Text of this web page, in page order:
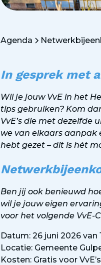
Agenda
In gesprek met
Wil je jouw VvE in het
tips gebruiken? Kom
VvE’s die met dezelfde
we van elkaars aanpak
hebt gezet – dit is hét
Ben jij ook benieuwd
wil je jouw eigen
voor het volgende VvE-
Datum: 26 juni 2026 van
Locatie: Gemeente
Kosten: Gratis voor